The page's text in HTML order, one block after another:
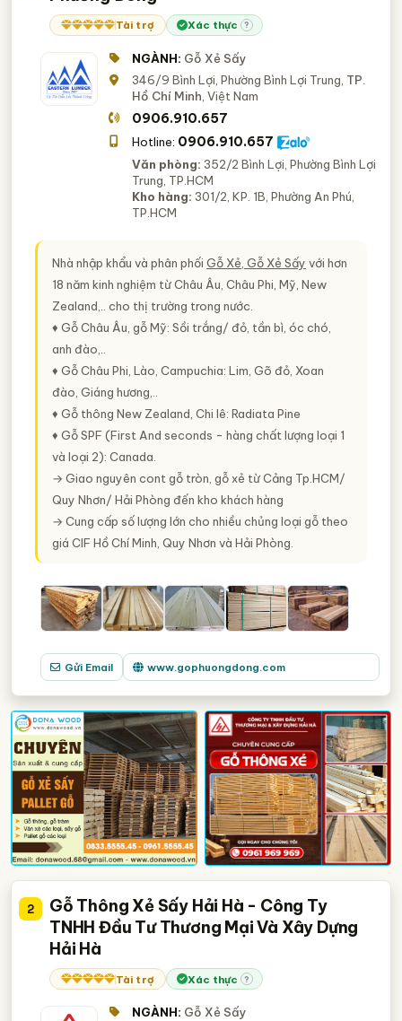
Tài trợ Xác thực ?
NGÀNH: Gỗ Xẻ Sấy
346/9 Bình Lợi, Phường Bình Lợi Trung, TP.
Hồ Chí Minh , Việt Nam
0906.910.657
Hotline: 0906.910.657
Văn phòng: 352/2 Bình Lợi, Phường Bình Lợi
Trung, TP.HCM
Kho hàng: 301/2, KP. 1B, Phường An Phú,
TP.HCM
Nhà nhập khẩu và phân phối Gỗ Xẻ, Gỗ Xẻ Sấy với hơn
18 năm kinh nghiệm từ Châu Âu, Châu Phi, Mỹ, New
Zealand,.. cho thị trường trong nước.
♦ Gỗ Châu Âu, gỗ Mỹ: Sồi trắng/ đỏ, tần bì, óc chó,
anh đào,..
♦ Gỗ Châu Phi, Lào, Campuchia: Lim, Gõ đỏ, Xoan
đào, Giáng hương,..
♦ Gỗ thông New Zealand, Chi lê: Radiata Pine
♦ Gỗ SPF (First And seconds - hàng chất lượng loại 1
và loại 2): Canada.
→ Giao nguyên cont gỗ tròn, gỗ xẻ từ Cảng Tp.HCM/
Quy Nhơn/ Hải Phòng đến kho khách hàng
→ Cung cấp số lượng lớn cho nhiều chủng loại gỗ theo
giá CIF Hồ Chí Minh, Quy Nhơn và Hải Phòng.
Gửi Email www.gophuongdong.com
2
Gỗ Thông Xẻ Sấy Hải Hà - Công Ty
TNHH Đầu Tư Thương Mại Và Xây Dựng
Hải Hà
Tài trợ Xác thực ?
NGÀNH: Gỗ Xẻ Sấy